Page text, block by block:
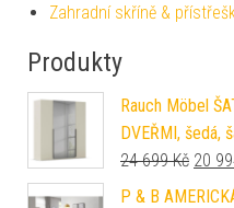
Zahradní skříně &
Produkty
Rauch Möbel
DVEŘMI, šedá,
24 699Kč 20
P & B